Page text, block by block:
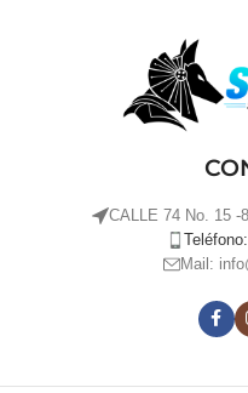
CALLE 74 No. 15 -
Mail: